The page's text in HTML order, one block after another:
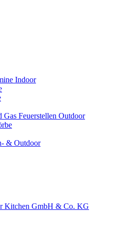
Indoor
Gas Feuerstellen Outdoor
& Outdoor
Kitchen GmbH & Co. KG